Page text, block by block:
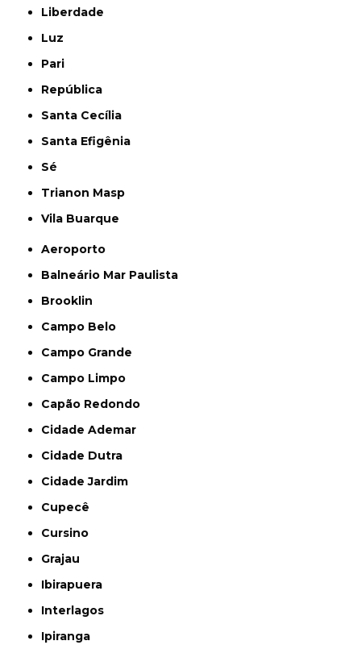
Liberdade
Luz
Pari
República
Santa Cecília
Santa Efigênia
Sé
Trianon Masp
Vila Buarque
Aeroporto
Balneário Mar Paulista
Brooklin
Campo Belo
Campo Grande
Campo Limpo
Capão Redondo
Cidade Ademar
Cidade Dutra
Cidade Jardim
Cupecê
Cursino
Grajau
Ibirapuera
Interlagos
Ipiranga